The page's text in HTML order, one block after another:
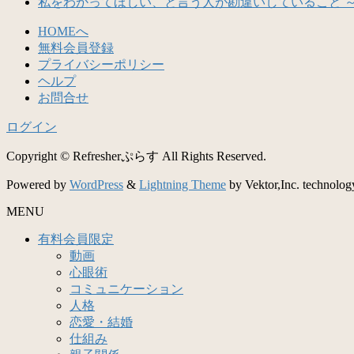
HOMEへ
無料会員登録
プライバシーポリシー
ヘルプ
お問合せ
ログイン
Copyright © Refresherぷらす All Rights Reserved.
Powered by WordPress & Lightning Theme by Vektor,Inc.
MENU
有料会員限定
動画
心眼術
コミュニケーション
人格
恋愛・結婚
仕組み